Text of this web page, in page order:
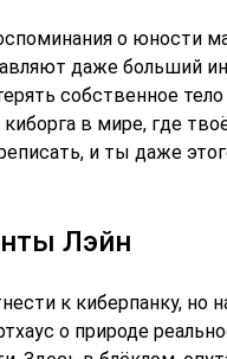
о юности
даже больший
собственное тело
в мире, где
и ты даже
Лэйн
к киберпанку, но
о природе